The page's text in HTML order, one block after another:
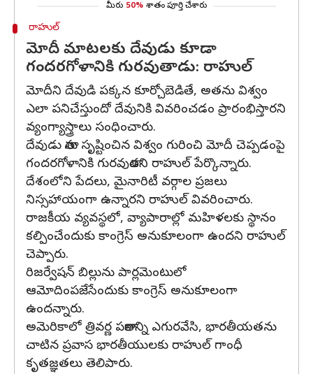
మీరు 50% శాతం పూర్తి చేశారు
రాహుల్
మోదీ మాటలకు దేవుడు కూడా
గందరగోళానికి గురవుతాడు: రాహుల్
మోదీని దేవుడి పక్కన కూర్చోబెడితే, అతను విశ్వం
ఎలా పనిచేస్తుందో దేవునికి వివరించడం ప్రారంభిస్తారని
వ్యంగ్యాస్త్రాలు సంధించారు.
దేవుడు తాను సృష్టించిన విశ్వం గురించి మోదీ చెప్పడంపై
గందరగోళానికి గురవుతాడని రాహుల్ పేర్కొన్నారు.
దేశంలోని పేదలు, మైనారిటీ వర్గాల ప్రజలు
నిస్సహాయంగా ఉన్నారని రాహుల్ వివరించారు.
రాజకీయ వ్యవస్థలో, వ్యాపారాల్లో మహిళలకు స్థానం
కల్పించేందుకు కాంగ్రెస్‌ అనుకూలంగా ఉందని రాహుల్
చెప్పారు.
రిజర్వేషన్‌ బిల్లును పార్లమెంటులో
ఆమోదింపజేసేందుకు కాంగ్రెస్‌ అనుకూలంగా
ఉందన్నారు.
అమెరికాలో త్రివర్ణ పతాకాన్ని ఎగురవేసి, భారతీయతను
చాటిన ప్రవాస భారతీయులకు రాహుల్ గాంధీ
కృతజ్ఞతలు తెలిపారు.